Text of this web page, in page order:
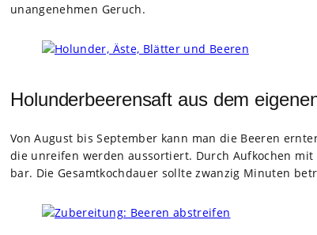
unan­ge­neh­men Geruch.
Holunderbeerensaft aus dem
Von August bis Sep­tem­ber kann man die Bee­ren
die unrei­fen wer­den aus­sor­tiert. Durch Auf­ko­chen
bar. Die Gesamt­koch­dauer sollte zwan­zig Minu­ten